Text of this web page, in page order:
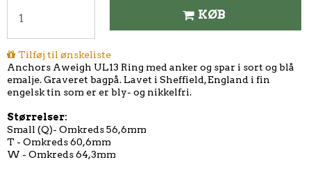
KØB
Tilføj til ønskeliste
Anchors Aweigh UL13 Ring med anker og spar i sort og blå
emalje. Graveret bagpå. Lavet i Sheffield, England i fin
engelsk tin som er er bly- og nikkelfri.
Størrelser:
Small (Q)- Omkreds 56,6mm
T - Omkreds 60,6mm
W - Omkreds 64,3mm